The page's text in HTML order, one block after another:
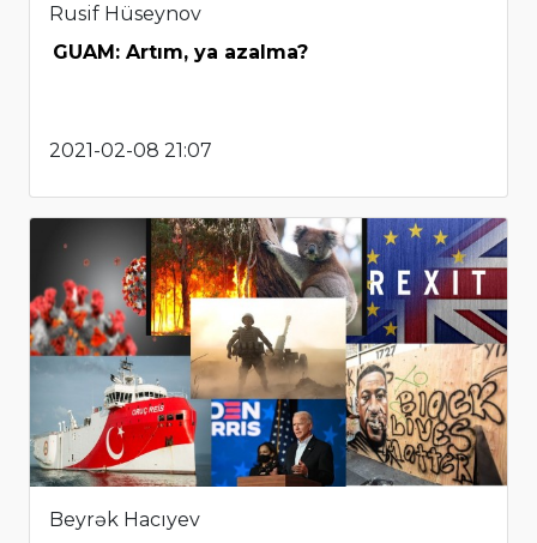
Rusif Hüseynov
GUAM: Artım, ya azalma?
2021-02-08 21:07
Beyrək Hacıyev